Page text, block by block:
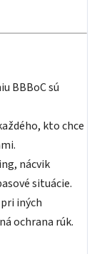
BBBoC sú
kto chce
nácvik
situácie.
iných
ochrana rúk.